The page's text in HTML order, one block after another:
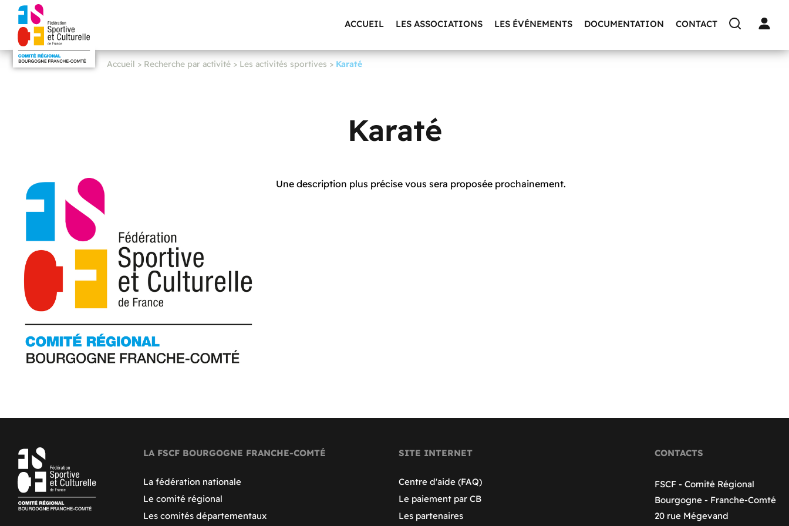
ACCUEIL LES ASSOCIATIONS LES ÉVÉNEMENTS DOCUMENTATION CONTACT
Accueil > Recherche par activité > Les activités sportives > Karaté
Karaté
Une description plus précise vous sera proposée prochainement.
LA FSCF BOURGOGNE FRANCHE-COMTÉ
La fédération nationale
Le comité régional
Les comités départementaux
SITE INTERNET
Centre d'aide (FAQ)
Le paiement par CB
Les partenaires
CONTACTS
FSCF - Comité Régional
Bourgogne - Franche-Comté
20 rue Mégevand